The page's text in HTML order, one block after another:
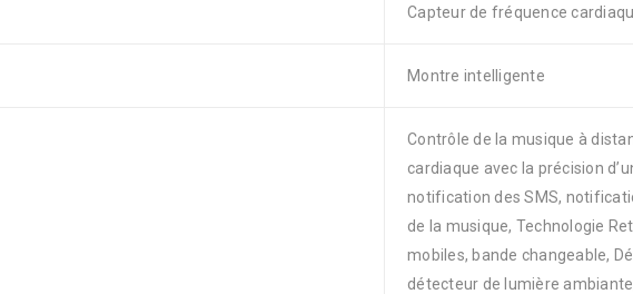
Capteur de fréquence
Montre intelligente
Contrôle de la musique à
cardiaque avec la précision
notification des SMS,
de la musique, Technologie
mobiles, bande changeable,
détecteur de lumière